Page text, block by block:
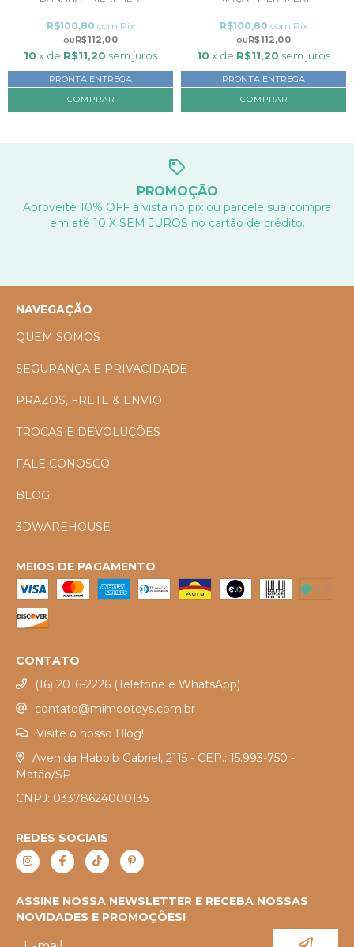
R$112,00
R$100,80 com Pix
10 x de R$11,20 sem juros
PRONTA ENTREGA
R$112,00
R$100,80 com Pix
10 x de R$11,20 sem juros
PRONTA ENTREGA
PROMOÇÃO
Aproveite 10% OFF à vista no pix ou parcele sua compra
em até 10 X SEM JUROS no cartão de crédito.
NAVEGAÇÃO
QUEM SOMOS
SEGURANÇA E PRIVACIDADE
PRAZOS, FRETE & ENVIO
TROCAS E DEVOLUÇÕES
FALE CONOSCO
BLOG
3DWAREHOUSE
MEIOS DE PAGAMENTO
CONTATO
(16) 2016-2226 (Telefone e WhatsApp)
contato@mimootoys.com.br
Visite o nosso Blog!
Avenida Habbib Gabriel, 2115 - CEP.: 15.993-750 -
Matão/SP
CNPJ: 03378624000135
REDES SOCIAIS
ASSINE NOSSA NEWSLETTER E RECEBA NOSSAS
NOVIDADES E PROMOÇÕES!